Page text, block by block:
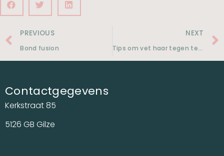
PREVIOUS
Bond fusion
NEXT
Tips om vet haar tegen te gaan!
Contactgegevens
Kerkstraat 85
5126 GB Gilze